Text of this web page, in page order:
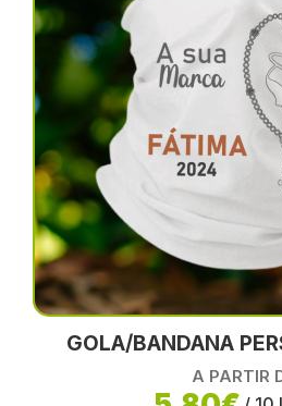
GOLA/BANDANA
A PARTIR